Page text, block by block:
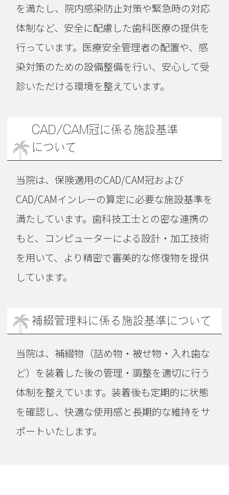
を満たし、院内感染防止対策や緊急時の対応
体制など、安全に配慮した歯科医療の提供を
行っています。医療安全管理者の配置や、感
染対策のための設備整備を行い、安心して受
診いただける環境を整えています。
CAD/CAM冠に係る施設基準
について
当院は、保険適用のCAD/CAM冠および
CAD/CAMインレーの算定に必要な施設基準を
満たしています。歯科技工士との密な連携の
もと、コンピューターによる設計・加工技術
を用いて、より精密で審美的な修復物を提供
しています。
補綴管理料に係る施設基準について
当院は、補綴物（詰め物・被せ物・入れ歯な
ど）を装着した後の管理・調整を適切に行う
体制を整えています。装着後も定期的に状態
を確認し、快適な使用感と長期的な維持をサ
ポートいたします。